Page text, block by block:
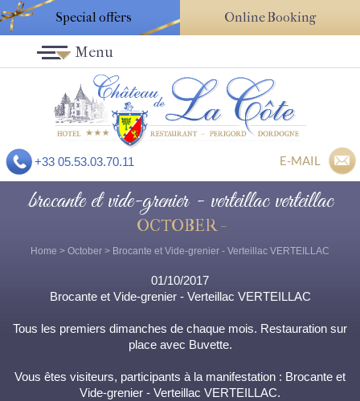
Special offers Online Booking
+33 05.53.03.70.11 E-MAIL
Menu
brocante et vide-grenier - verteillac verteillac
OCTOBER -
Home > October > Brocante et Vide-grenier - Verteillac VERTEILLAC
01/10/2017
Brocante et Vide-grenier - Verteillac VERTEILLAC
Tous les premiers dimanches de chaque mois. Restauration sur
place avec Buvette.
Vous êtes visiteurs, participants à la manifestation : Brocante et
Vide-grenier - Verteillac VERTEILLAC.